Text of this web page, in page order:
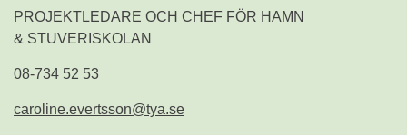
PROJEKTLEDARE OCH CHEF FÖR HAMN
& STUVERISKOLAN
08-734 52 53
caroline.evertsson@tya.se